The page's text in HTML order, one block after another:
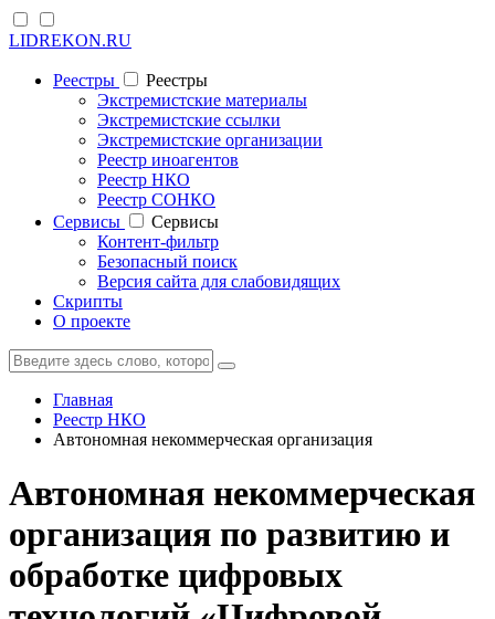
LIDREKON.RU
Реестры
Реестры
Экстремистские материалы
Экстремистские ссылки
Экстремистские организации
Реестр иноагентов
Реестр НКО
Реестр СОНКО
Cервисы
Cервисы
Контент-фильтр
Безопасный поиск
Версия сайта для слабовидящих
Скрипты
О проекте
Главная
Реестр НКО
Автономная некоммерческая организация
Автономная некоммерческая
организация по развитию и
обработке цифровых